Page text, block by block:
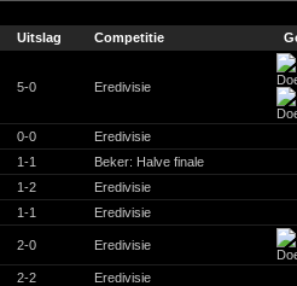
Uitslag Competitie
5-0 Eredivisie
0-0 Eredivisie
1-1 Beker: Halve finale
1-2 Eredivisie
1-1 Eredivisie
2-0 Eredivisie
2-2
Eredivisie